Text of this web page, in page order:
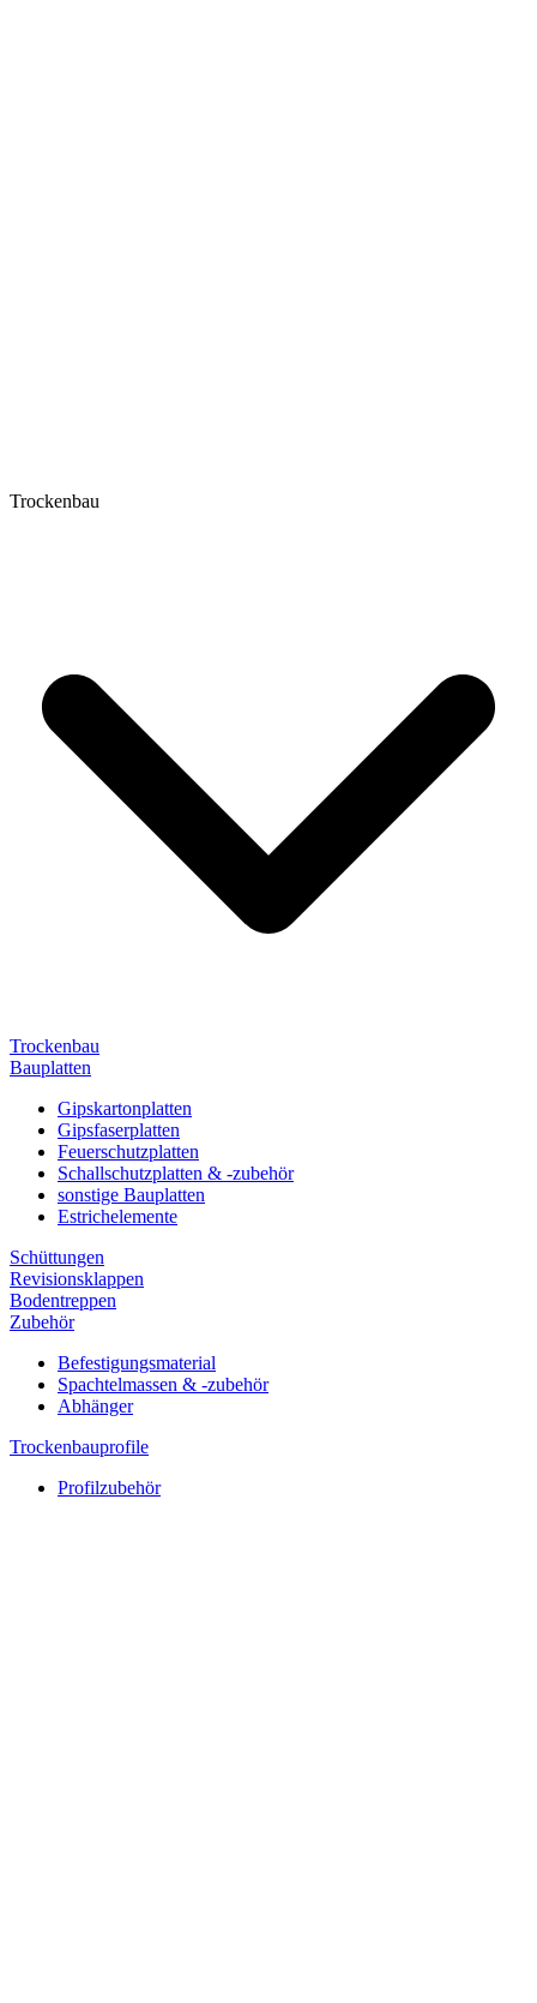
Trockenbau
Trockenbau
Bauplatten
Gipskartonplatten
Gipsfaserplatten
Feuerschutzplatten
Schallschutzplatten & -zubehör
sonstige Bauplatten
Estrichelemente
Schüttungen
Revisionsklappen
Bodentreppen
Zubehör
Befestigungsmaterial
Spachtelmassen & -zubehör
Abhänger
Trockenbauprofile
Profilzubehör